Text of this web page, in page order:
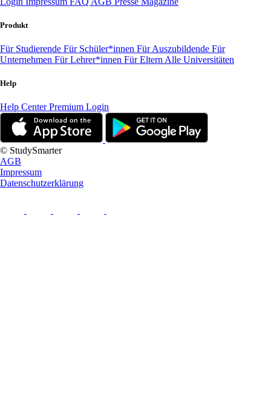
Produkt
Für Studierende Für Schüler*innen Für Auszubildende Für
Unternehmen Für Lehrer*innen Für Eltern Alle Universitäten
Help
Help CenterPremium Login
© StudySmarter
AGB
Impressum
Datenschutzerklärung